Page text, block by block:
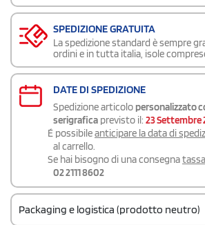
SPEDIZIONE GRATUITA
La spedizione standard è sempre
ordini e in tutta italia, isole
DATE DI SPEDIZIONE
Spedizione articolo personalizzato
serigrafica previsto il: 23 Settembre
É possibileanticipare la data di
al carrello.
Se hai bisogno di una consegna
02 2111 8602
Packaging e logistica (prodotto neutro)